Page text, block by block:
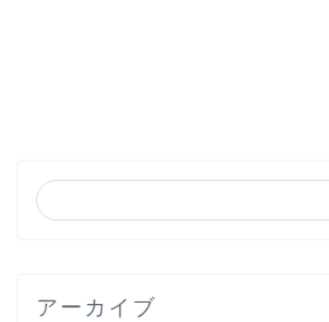
アーカイブ